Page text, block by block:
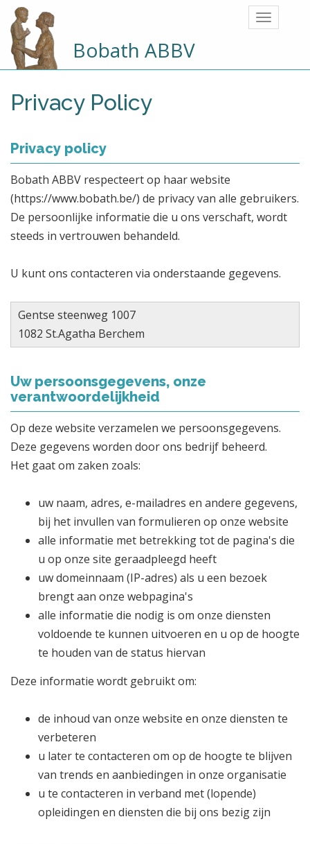
Bobath ABBV
Privacy Policy
Privacy policy
Bobath ABBV respecteert op haar website
(https://www.bobath.be/) de privacy van alle gebruikers.
De persoonlijke informatie die u ons verschaft, wordt
steeds in vertrouwen behandeld.
U kunt ons contacteren via onderstaande gegevens.
Gentse steenweg 1007
1082 St.Agatha Berchem
Uw persoonsgegevens, onze
verantwoordelijkheid
Op deze website verzamelen we persoonsgegevens.
Deze gegevens worden door ons bedrijf beheerd.
Het gaat om zaken zoals:
uw naam, adres, e-mailadres en andere gegevens,
bij het invullen van formulieren op onze website
alle informatie met betrekking tot de pagina's die
u op onze site geraadpleegd heeft
uw domeinnaam (IP-adres) als u een bezoek
brengt aan onze webpagina's
alle informatie die nodig is om onze diensten
voldoende te kunnen uitvoeren en u op de hoogte
te houden van de status hiervan
Deze informatie wordt gebruikt om:
de inhoud van onze website en onze diensten te
verbeteren
u later te contacteren om op de hoogte te blijven
van trends en aanbiedingen in onze organisatie
u te contacteren in verband met (lopende)
opleidingen en diensten die bij ons bezig zijn